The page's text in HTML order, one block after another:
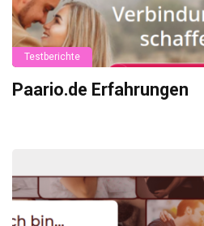
Testberichte
Paario.de Erfahrungen